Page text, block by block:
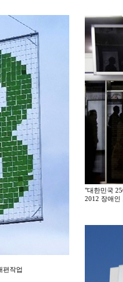
편작업
"대한민국
2012 장애인